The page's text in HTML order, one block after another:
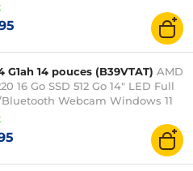
14 pouces (B39VTAT) AMD
16 Go SSD 512 Go 14" LED Full
Webcam Windows 11